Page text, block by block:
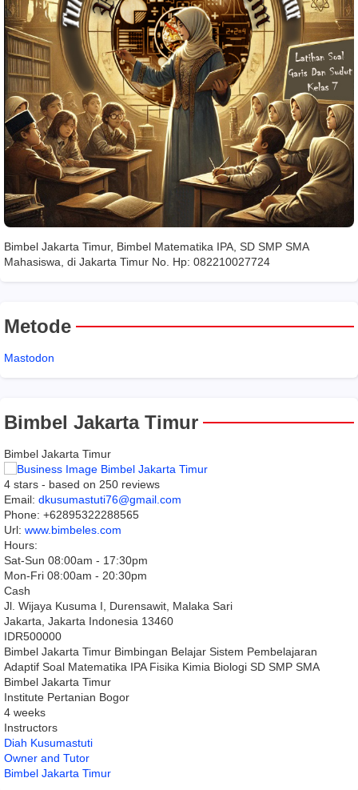
Bimbel Jakarta Timur, Bimbel Matematika IPA, SD SMP SMA
Mahasiswa, di Jakarta Timur No. Hp: 082210027724
Metode
Mastodon
Bimbel Jakarta Timur
Bimbel Jakarta Timur
4 stars - based on 250 reviews
Email: dkusumastuti76@gmail.com
Phone: +62895322288565
Url: www.bimbeles.com
Hours:
Sat-Sun 08:00am - 17:30pm
Mon-Fri 08:00am - 20:30pm
Cash
Jl. Wijaya Kusuma I, Durensawit, Malaka Sari
Jakarta Jakarta Indonesia 13460
IDR500000
Bimbel Jakarta Timur Bimbingan Belajar Sistem Pembelajaran
Adaptif Soal Matematika IPA Fisika Kimia Biologi SD SMP SMA
Bimbel Jakarta Timur
Institute Pertanian Bogor
4 weeks
Instructors
Diah Kusumastuti
Owner and Tutor
Bimbel Jakarta Timur